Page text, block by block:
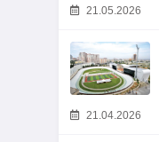
21.05.2026
21.04.2026